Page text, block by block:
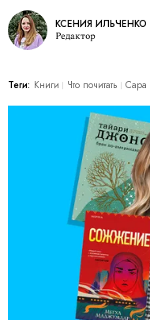
КСЕНИЯ ИЛЬЧЕНКО
Редактор
Теги: Книги Что почитать Сара